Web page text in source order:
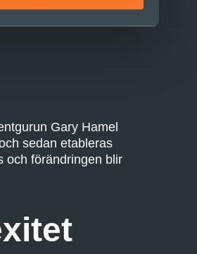
i byxfickan, och är
Gary Hamel
sedan etableras
och förändringen blir